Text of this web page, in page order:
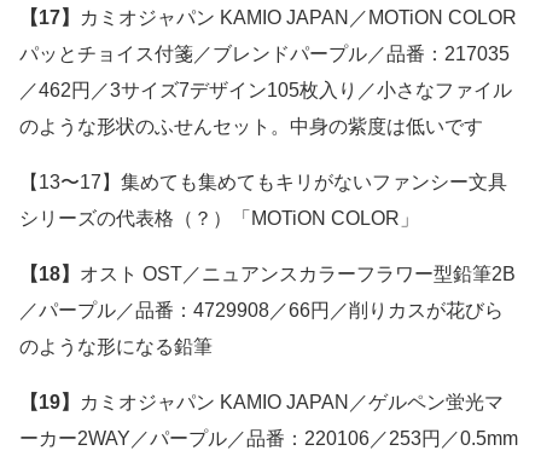
【17】
カミオジャパン KAMIO JAPAN／MOTiON COLOR
パッとチョイス付箋／ブレンドパープル／品番：217035
／462円／3サイズ7デザイン105枚入り／小さなファイル
のような形状のふせんセット。中身の紫度は低いです
【13〜17】集めても集めてもキリがないファンシー文具
シリーズの代表格（？）「MOTiON COLOR」
【18】 オスト OST／ニュアンスカラーフラワー型鉛筆2B
／パープル／品番：4729908／66円／削りカスが花びら
のような形になる鉛筆
【19】
カミオジャパン KAMIO JAPAN／ゲルペン蛍光マ
ーカー2WAY／パープル／品番：220106／253円／0.5mm